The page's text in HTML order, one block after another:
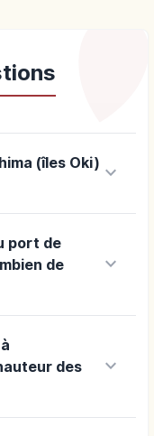
(îles Oki) keyboard_arrow_down
port de
de
keyboard_arrow_down
des
keyboard_arrow_down